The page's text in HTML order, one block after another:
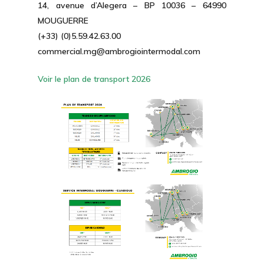
14, avenue d’Alegera – BP 10036 – 64990
MOUGUERRE
(+33) (0)5.59.42.63.00
commercial.mg@ambrogiointermodal.com
Voir le plan de transport 2026